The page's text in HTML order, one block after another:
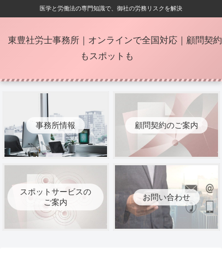
医学と労働法の専門知識で、御社の労務リスクを解決
東豊社労士事務所｜オンラインで全国対応｜顧問契約
もスポットも
事務所情報 顧問契約のご案内
スポットサービスの
ご案内
お問い合わせ